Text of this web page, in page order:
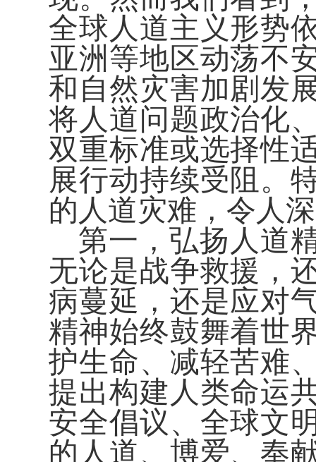
全球人道主义形势
亚洲等地区动荡不
和自然灾害加剧发
将人道问题政治化
双重标准或选择性
展行动持续受阻。
的人道灾难，令人
第一，弘扬人道
无论是战争救援，
病蔓延，还是应对
精神始终鼓舞着世
护生命、减轻苦难
提出构建人类命运
安全倡议、全球文
的人道、博爱、奉